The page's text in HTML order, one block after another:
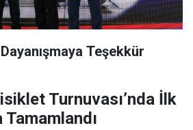
Teşekkür
Turnuvası’nda İlk
Tamamlandı